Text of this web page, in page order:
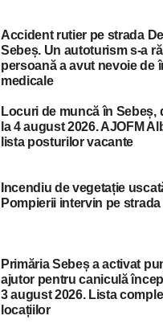
Accident rutier pe strada
Sebeș. Un autoturism s-a
persoană a avut nevoie de
medicale
Locuri de muncă în Sebeș,
la 4 august 2026. AJOFM
lista posturilor vacante
Incendiu de vegetație
Pompierii intervin pe
Primăria Sebeș a activat
ajutor pentru caniculă
3 august 2026. Lista
locațiilor